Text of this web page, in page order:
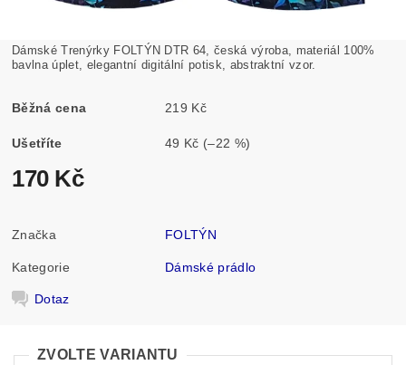
Dámské Trenýrky FOLTÝN DTR 64, česká výroba, materiál 100%
bavlna úplet, elegantní digitální potisk, abstraktní vzor.
Běžná cena 219 Kč
Ušetříte 49 Kč (–22 %)
170 Kč
Značka FOLTÝN
Kategorie Dámské prádlo
Dotaz
ZVOLTE VARIANTU